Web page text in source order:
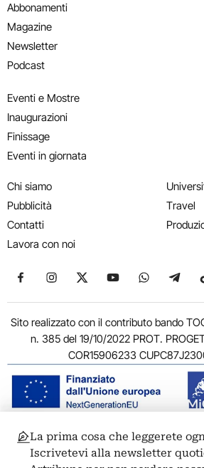
Abbonamenti
Magazine
Newsletter
Podcast
Eventi e Mostre
Inaugurazioni
Finissage
Eventi in giornata
Chi siamo
Pubblicità
Contatti
Lavora con noi
Travel
Seguici su Facebook
Seguici su Instagram
Seguici su X
Seguici suSeguici su
Sito realizzato con il contributo bando
n. 385 del 19/10/2022 PROT.
COR15906233
© 2011-2026 ARTRIBUNE srl – Corso
00186 Roma - P.I. 11381581005
La prima cosa che leggerete
Iscrivetevi alla newsletter